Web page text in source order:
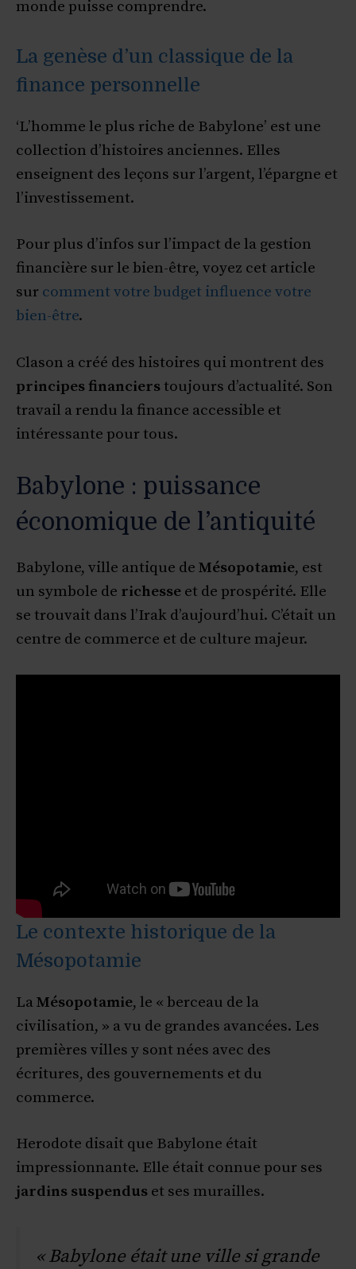
monde puisse comprendre.
La genèse d’un classique de la
finance personnelle
‘L’homme le plus riche de Babylone’ est une
collection d’histoires anciennes. Elles
enseignent des leçons sur l’argent, l’épargne et
l’investissement.
Pour plus d’infos sur l’impact de la gestion
financière sur le bien-être, voyez cet article
sur comment votre budget influence votre
bien-être.
Clason a créé des histoires qui montrent des
principes financierstoujours d’actualité. Son
travail a rendu la finance accessible et
intéressante pour tous.
Babylone : puissance
économique de l’antiquité
Babylone, ville antique de Mésopotamie, est
un symbole de richesse et de prospérité. Elle
se trouvait dans l’Irak d’aujourd’hui. C’était un
centre de commerce et de culture majeur.
Le contexte historique de la
Mésopotamie
LaMésopotamie, le « berceau de la
civilisation, » a vu de grandes avancées. Les
premières villes y sont nées avec des
écritures, des gouvernements et du
commerce.
Herodote disait que Babylone était
impressionnante. Elle était connue pour ses
jardins suspendus et ses murailles.
« Babylone était une ville si grande